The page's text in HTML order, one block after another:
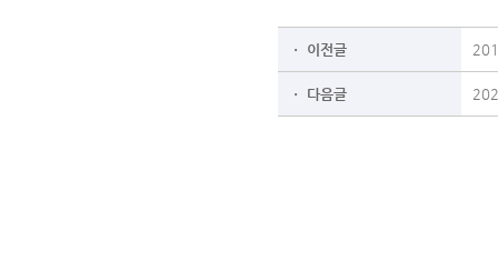
ㆍ 이전글
ㆍ 다음글